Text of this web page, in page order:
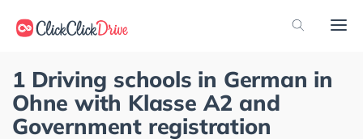
1 Driving schools in German in
Ohne with Klasse A2 and
Government registration